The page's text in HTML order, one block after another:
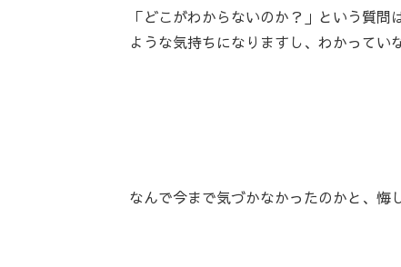
「どこがわからないのか？」という質
ような気持ちになりますし、わかってい
なんで今まで気づかなかったのかと、悔